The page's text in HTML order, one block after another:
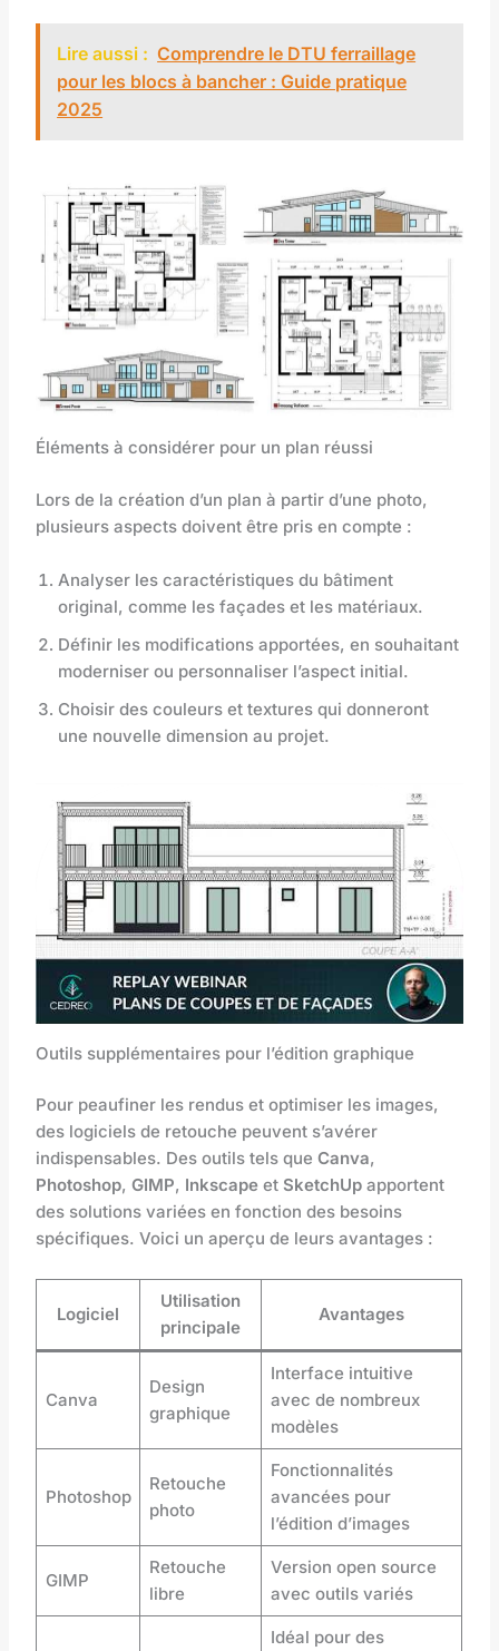
Lire aussi : Comprendre le DTU ferraillage
pour les blocs à bancher : Guide pratique
2025
Éléments à considérer pour un plan réussi
Lors de la création d’un plan à partir d’une photo,
plusieurs aspects doivent être pris en compte :
Analyser les caractéristiques du bâtiment
original, comme les façades et les matériaux.
Définir les modifications apportées, en souhaitant
moderniser ou personnaliser l’aspect initial.
Choisir des couleurs et textures qui donneront
une nouvelle dimension au projet.
Outils supplémentaires pour l’édition graphique
Pour peaufiner les rendus et optimiser les images,
des logiciels de retouche peuvent s’avérer
indispensables. Des outils tels queCanva,
Photoshop,GIMP, Inkscape et SketchUp apportent
des solutions variées en fonction des besoins
spécifiques. Voici un aperçu de leurs avantages :
Logiciel
Utilisation
principale
Avantages
Canva
Design
graphique
Interface intuitive
avec de nombreux
modèles
Photoshop
Retouche
photo
Fonctionnalités
avancées pour
l’édition d’images
GIMP
Retouche
libre
Version open source
avec outils variés
Idéal pour des